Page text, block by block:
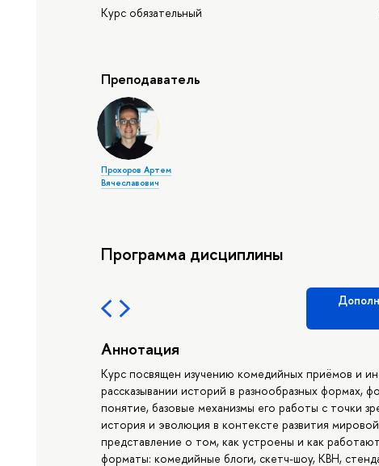
Курс обязательный
Преподаватель
Прохоров Артем
Вячеславович
Программа дисциплины
Аннотация
Курс посвящен изучению комедийных приёмов и
рассказывании историй в разнообразных формах,
понятие, базовые механизмы его работы с точки
история и эволюция в контексте развития
представление о том, как устроены и как
форматы: комедийные блоги, скетч-шоу, КВН,